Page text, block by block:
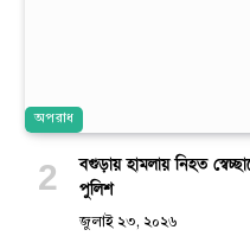
অপরাধ
বগুড়ায় হামলায় নিহত
পুলিশ
জুলাই ২৩, ২০২৬